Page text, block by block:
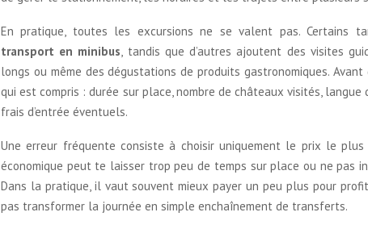
En pratique, toutes les excursions ne se valent pas. Certains
transport en minibus , tandis que d’autres ajoutent des visites
longs ou même des dégustations de produits gastronomiques. Avant
qui est compris : durée sur place, nombre de châteaux visités,
frais d’entrée éventuels.
Une erreur fréquente consiste à choisir uniquement le prix le plus
économique peut te laisser trop peu de temps sur place ou ne pas
Dans la pratique, il vaut souvent mieux payer un peu plus pour
pas transformer la journée en simple enchaînement de transferts.